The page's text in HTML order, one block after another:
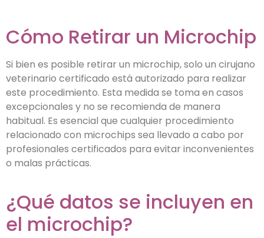
Cómo Retirar un Microchip
Si bien es posible retirar un microchip, solo un cirujano
veterinario certificado está autorizado para realizar
este procedimiento. Esta medida se toma en casos
excepcionales y no se recomienda de manera
habitual. Es esencial que cualquier procedimiento
relacionado con microchips sea llevado a cabo por
profesionales certificados para evitar inconvenientes
o malas prácticas.
¿Qué datos se incluyen en
el microchip?